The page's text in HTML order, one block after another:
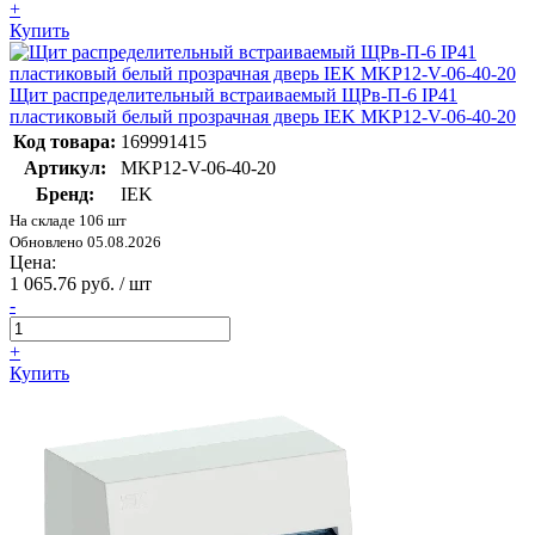
+
Купить
Щит распределительный встраиваемый ЩРв-П-6 IP41
пластиковый белый прозрачная дверь IEK MKP12-V-06-40-20
Код товара: 169991415
Артикул:
MKP12-V-06-40-20
Бренд:
IEK
На складе 106 шт
Обновлено 05.08.2026
Цена:
1 065.76 руб. / шт
-
+
Купить